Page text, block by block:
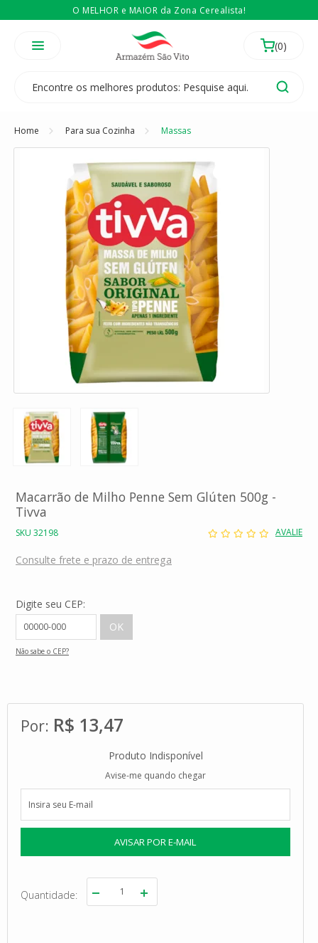
O MELHOR e MAIOR da Zona Cerealista!
Temos 3 lojas físicas na Zona Cerealista de São Paulo!
É revendedor? EntãoCompre no atacado
Home Para sua Cozinha Massas
Macarrão de Milho Penne Sem Glúten 500g -
Tivva
SKU 32198 AVALIE
Consulte frete e prazo de entrega
Digite seu CEP:
Não sabe o CEP?
R$ 13,47
Produto Indisponível
Avise-me quando chegar
Quantidade